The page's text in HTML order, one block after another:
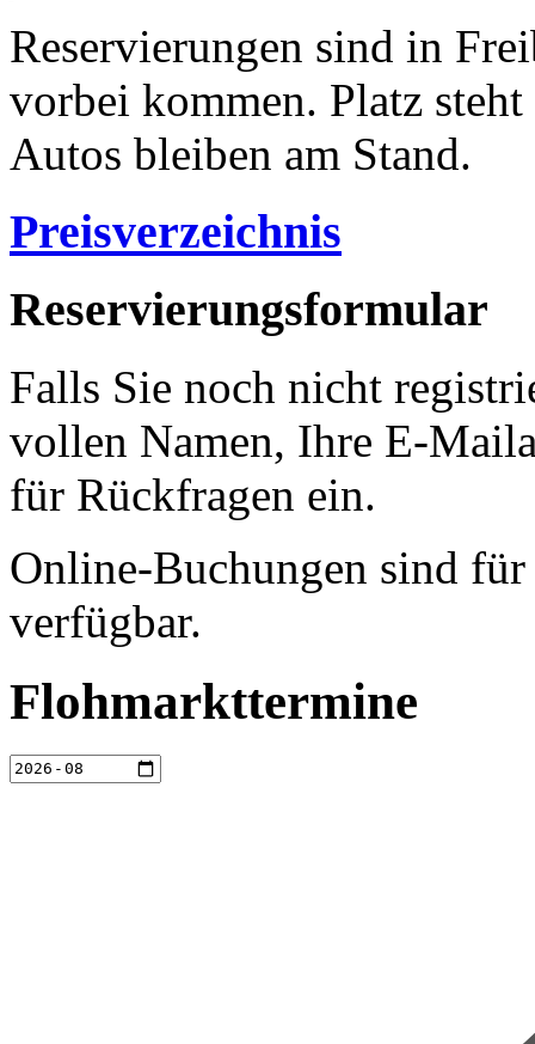
Reservierungen sind in
vorbei kommen. Platz
Autos bleiben am Stand.
Preisverzeichnis
Reservierungsformular
Falls Sie noch nicht
vollen Namen, Ihre E-
für Rückfragen ein.
Online-Buchungen sind
verfügbar.
Flohmarkttermine